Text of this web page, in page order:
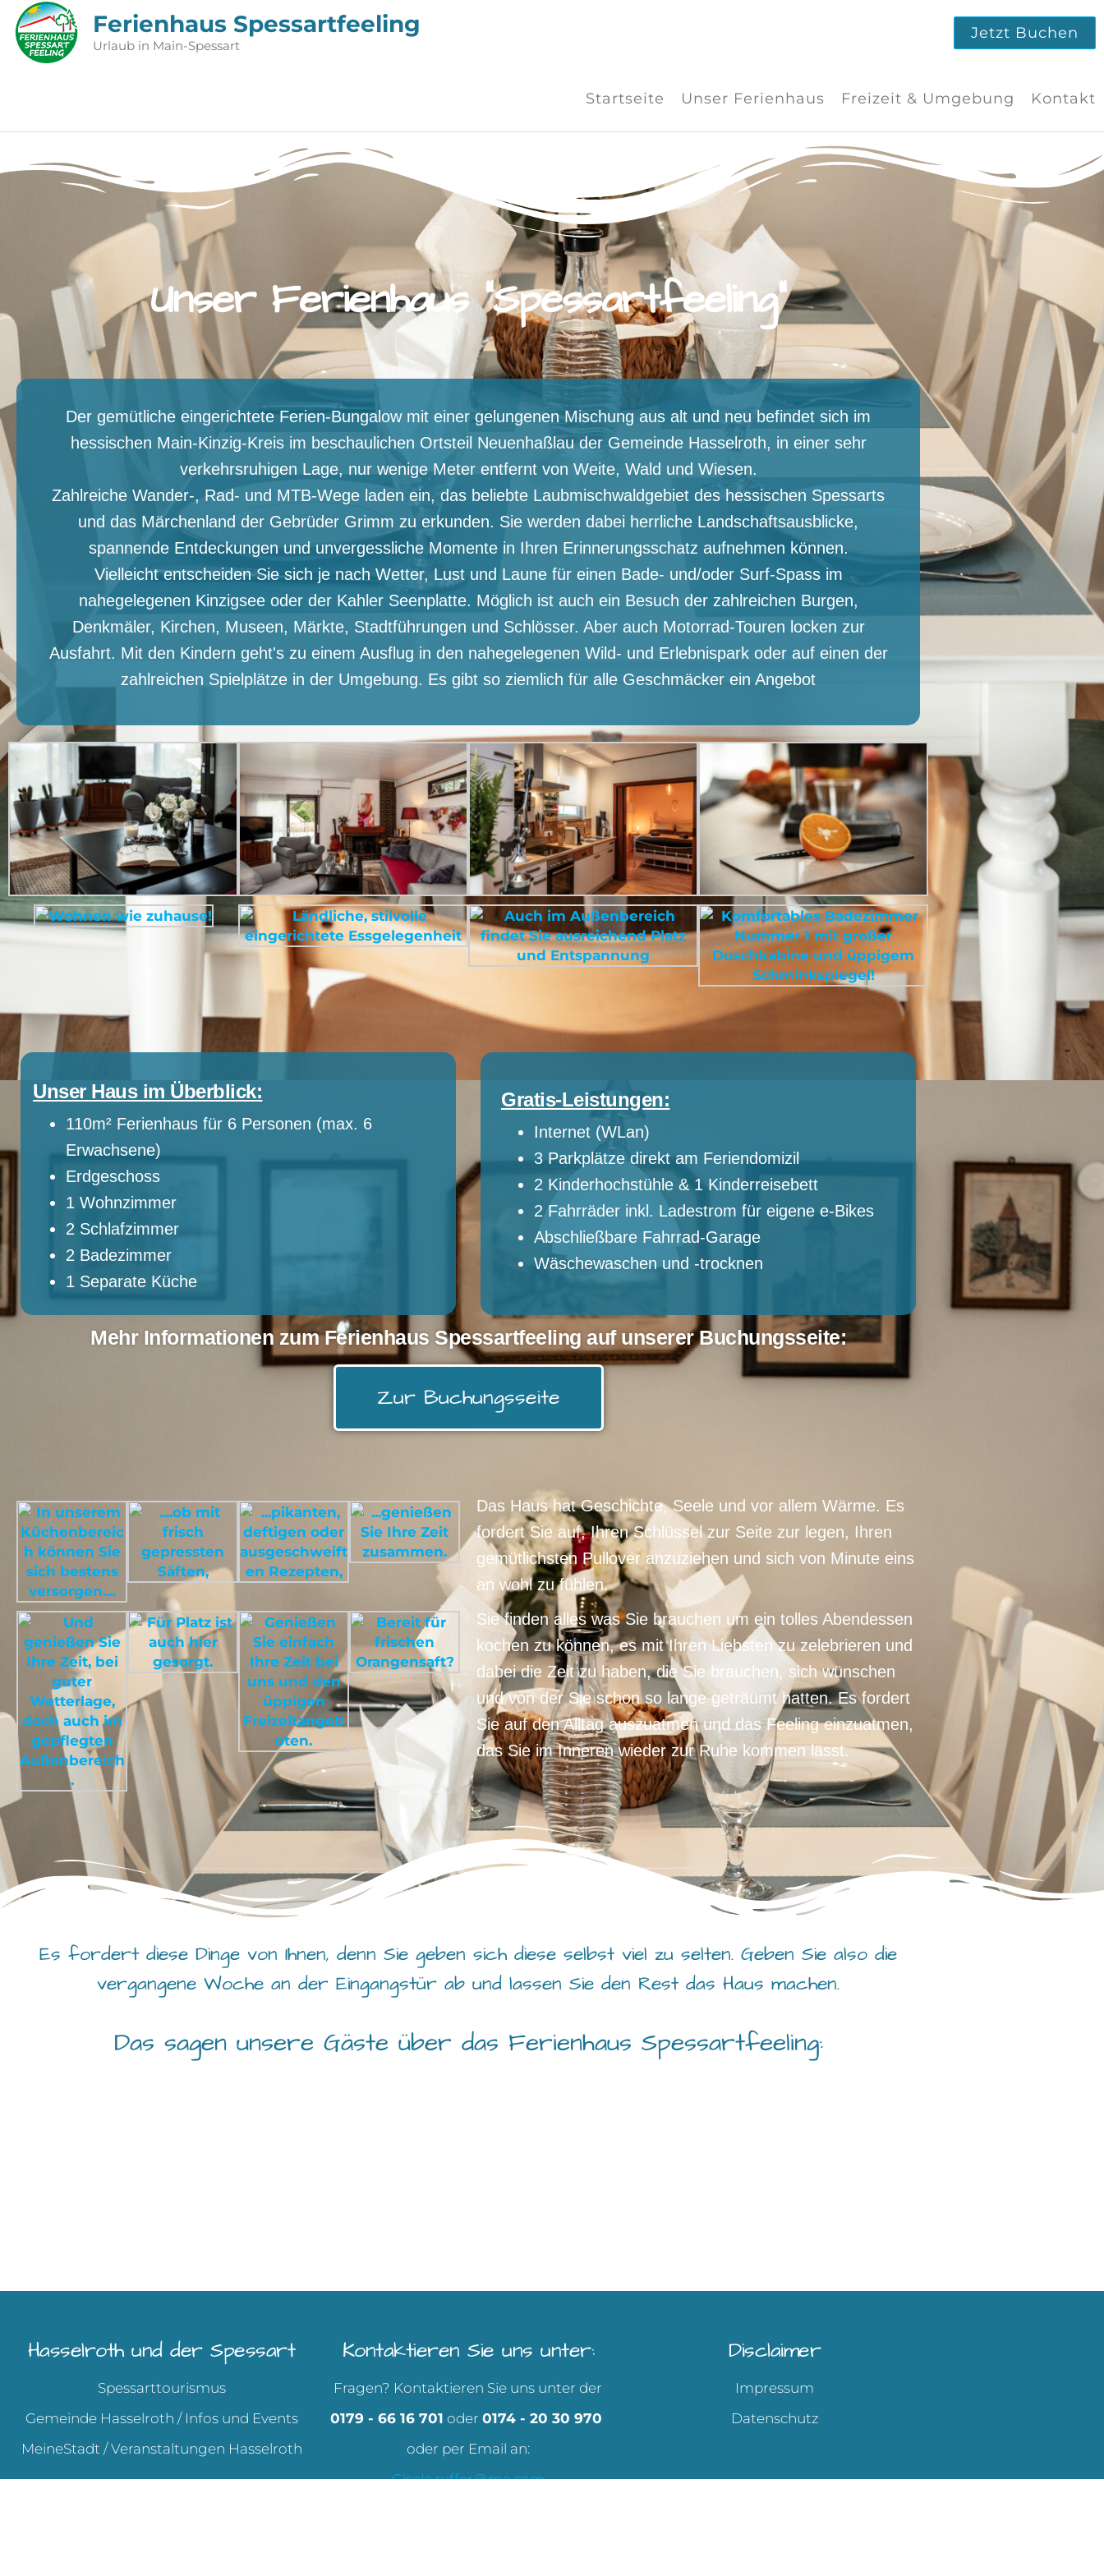
Ferienhaus Spessartfeeling
Urlaub in Main-Spessart
Jetzt Buchen
Startseite Unser Ferienhaus Freizeit & Umgebung Kontakt
Unser Ferienhaus "Spessartfeeling"
Der gemütliche eingerichtete Ferien-Bungalow mit einer gelungenen Mischung aus alt und neu befindet sich im
hessischen Main-Kinzig-Kreis im beschaulichen Ortsteil Neuenhaßlau der Gemeinde Hasselroth, in einer sehr
verkehrsruhigen Lage, nur wenige Meter entfernt von Weite, Wald und Wiesen.
Zahlreiche Wander-, Rad- und MTB-Wege laden ein, das beliebte Laubmischwaldgebiet des hessischen Spessarts
und das Märchenland der Gebrüder Grimm zu erkunden. Sie werden dabei herrliche Landschaftsausblicke,
spannende Entdeckungen und unvergessliche Momente in Ihren Erinnerungsschatz aufnehmen können.
Vielleicht entscheiden Sie sich je nach Wetter, Lust und Laune für einen Bade- und/oder Surf-Spass im
nahegelegenen Kinzigsee oder der Kahler Seenplatte. Möglich ist auch ein Besuch der zahlreichen Burgen,
Denkmäler, Kirchen, Museen, Märkte, Stadtführungen und Schlösser. Aber auch Motorrad-Touren locken zur
Ausfahrt. Mit den Kindern geht's zu einem Ausflug in den nahegelegenen Wild- und Erlebnispark oder auf einen der
zahlreichen Spielplätze in der Umgebung. Es gibt so ziemlich für alle Geschmäcker ein Angebot
Unser Haus im Überblick:
110m² Ferienhaus für 6 Personen (max. 6
Erwachsene)
Erdgeschoss
1 Wohnzimmer
2 Schlafzimmer
2 Badezimmer
1 Separate Küche
Gratis-Leistungen:
Internet (WLan)
3 Parkplätze direkt am Feriendomizil
2 Kinderhochstühle & 1 Kinderreisebett
2 Fahrräder inkl. Ladestrom für eigene e-Bikes
Abschließbare Fahrrad-Garage
Wäschewaschen und -trocknen
Mehr Informationen zum Ferienhaus Spessartfeeling auf unserer Buchungsseite:
Zur Buchungsseite
Das Haus hat Geschichte, Seele und vor allem Wärme. Es
fordert Sie auf, Ihren Schlüssel zur Seite zur legen, Ihren
gemütlichsten Pullover anzuziehen und sich von Minute eins
an wohl zu fühlen.
Sie finden alles was Sie brauchen um ein tolles Abendessen
kochen zu können, es mit Ihren Liebsten zu zelebrieren und
dabei die Zeit zu haben, die Sie brauchen, sich wünschen
und von der Sie schon so lange geträumt hatten. Es fordert
Sie auf den Alltag auszuatmen und das Feeling einzuatmen,
das Sie im Inneren wieder zur Ruhe kommen lässt.
Es fordert diese Dinge von Ihnen, denn Sie geben sich diese selbst viel zu selten. Geben Sie also die
vergangene Woche an der Eingangstür ab und lassen Sie den Rest das Haus machen.
Das sagen unsere Gäste über das Ferienhaus Spessartfeeling:
Hasselroth und der Spessart
Spessarttourismus
Gemeinde Hasselroth / Infos und Events
MeineStadt / Veranstaltungen Hasselroth
Kontaktieren Sie uns unter:
Fragen? Kontaktieren Sie uns unter der
0179 - 66 16 701 oder 0174 - 20 30 970
oder per Email an:
Gisela.ruffer@me.com
Disclaimer
Impressum
Datenschutz